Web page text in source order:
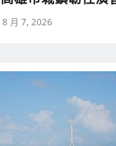
8 月 7, 2026